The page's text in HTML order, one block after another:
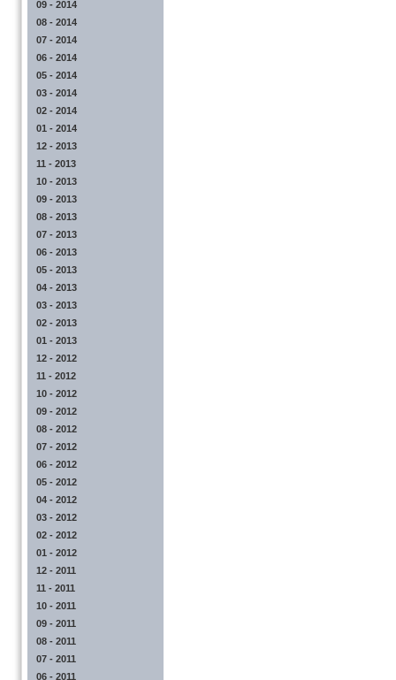
09 - 2014
08 - 2014
07 - 2014
06 - 2014
05 - 2014
03 - 2014
02 - 2014
01 - 2014
12 - 2013
11 - 2013
10 - 2013
09 - 2013
08 - 2013
07 - 2013
06 - 2013
05 - 2013
04 - 2013
03 - 2013
02 - 2013
01 - 2013
12 - 2012
11 - 2012
10 - 2012
09 - 2012
08 - 2012
07 - 2012
06 - 2012
05 - 2012
04 - 2012
03 - 2012
02 - 2012
01 - 2012
12 - 2011
11 - 2011
10 - 2011
09 - 2011
08 - 2011
07 - 2011
06 - 2011